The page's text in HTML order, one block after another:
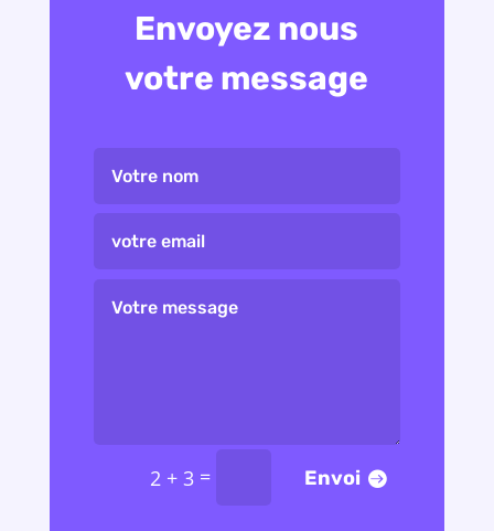
Envoyez nous
votre message
2 + 3= Envoi